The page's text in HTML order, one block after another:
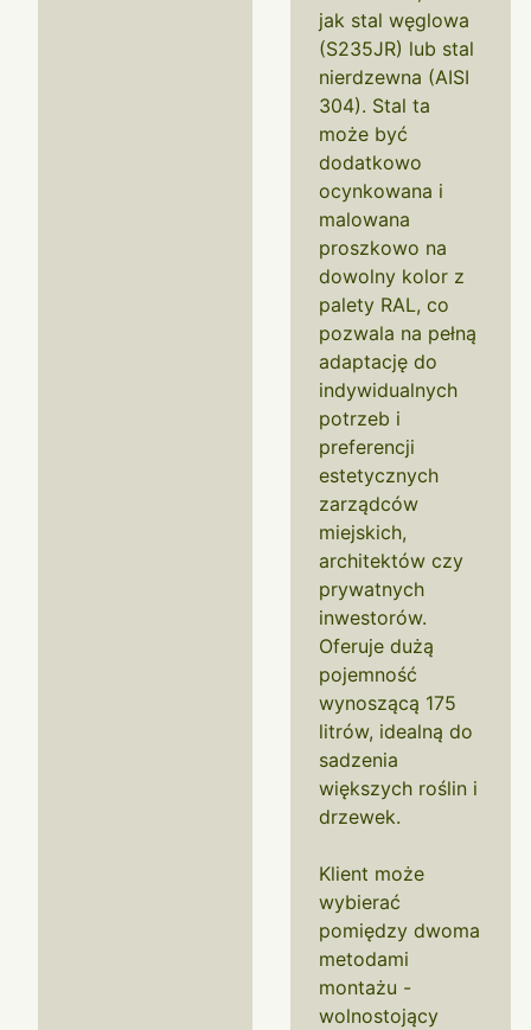
jak stal węglowa
(S235JR) lub stal
nierdzewna (AISI
304). Stal ta
może być
dodatkowo
ocynkowana i
malowana
proszkowo na
dowolny kolor z
palety RAL, co
pozwala na pełną
adaptację do
indywidualnych
potrzeb i
preferencji
estetycznych
zarządców
miejskich,
architektów czy
prywatnych
inwestorów.
Oferuje dużą
pojemność
wynoszącą 175
litrów, idealną do
sadzenia
większych roślin i
drzewek.
Klient może
wybierać
pomiędzy dwoma
metodami
montażu -
wolnostojący